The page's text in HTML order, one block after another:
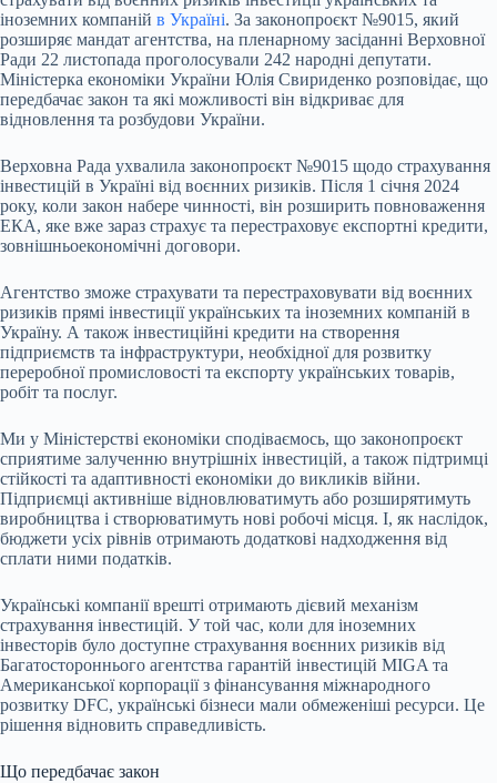
іноземних компаній в Україні. За законопроєкт №9015, який
розширяє мандат агентства, на пленарному засіданні Верховної
Ради 22 листопада проголосували 242 народні депутати.
Міністерка економіки України Юлія Свириденко розповідає, що
передбачає закон та які можливості він відкриває для
відновлення та розбудови України.
Верховна Рада ухвалила законопроєкт №9015 щодо страхування
інвестицій в Україні від воєнних ризиків. Після 1 січня 2024
року, коли закон набере чинності, він розширить повноваження
ЕКА, яке вже зараз страхує та перестраховує експортні кредити,
зовнішньоекономічні договори.
Агентство зможе страхувати та перестраховувати від воєнних
ризиків прямі інвестиції українських та іноземних компаній в
Україну. А також інвестиційні кредити на створення
підприємств та інфраструктури, необхідної для розвитку
переробної промисловості та експорту українських товарів,
робіт та послуг.
Ми у Міністерстві економіки сподіваємось, що законопроєкт
сприятиме залученню внутрішніх інвестицій, а також підтримці
стійкості та адаптивності економіки до викликів війни.
Підприємці активніше відновлюватимуть або розширятимуть
виробництва і створюватимуть нові робочі місця. І, як наслідок,
бюджети усіх рівнів отримають додаткові надходження від
сплати ними податків.
Українські компанії врешті отримають дієвий механізм
страхування інвестицій. У той час, коли для іноземних
інвесторів було доступне страхування воєнних ризиків від
Багатостороннього агентства гарантій інвестицій MIGA та
Американської корпорації з фінансування міжнародного
розвитку DFС, українські бізнеси мали обмеженіші ресурси. Це
рішення відновить справедливість.
Що передбачає закон